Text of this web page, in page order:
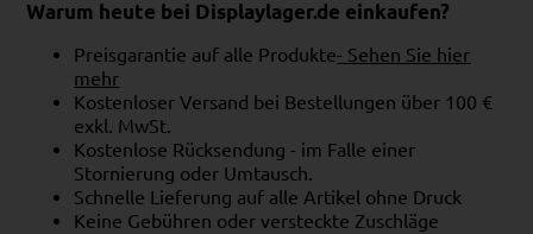
Warum heute bei Displaylager.de einkaufen?
Preisgarantie auf alle Produkte- Sehen Sie hier
mehr
Kostenloser Versand bei Bestellungen über 100 €
exkl. MwSt.
Kostenlose Rücksendung - im Falle einer
Stornierung oder Umtausch.
Schnelle Lieferung auf alle Artikel ohne Druck
Keine Gebühren oder versteckte Zuschläge